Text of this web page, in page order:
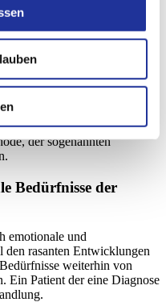
dar. Die Urologie ist eine
mit roboterunterstützten
ist ein vom
eingesetzt. Bei
unsere Operateure
der sogenannten
Bedürfnisse der
emotionale und
den rasanten Entwicklungen
weiterhin von
Ein Patient der eine Diagnose